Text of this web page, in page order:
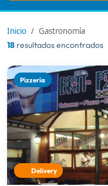
Inicio
Gastronomía
18 resultados encontrados
Pizzería
Delivery